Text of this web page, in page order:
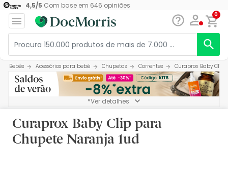
4,5/5 Com base em 646 opiniões
0
Bebés Acessórios para bebé Chupetas Correntes Curaprox Baby Clip
*Ver detalhes
Curaprox Baby Clip para
Chupete Naranja 1ud